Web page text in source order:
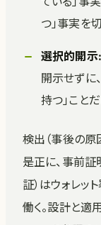
つ」事実を
選択的開示
開示せずに
持つ」こと
検出（事後の原
是正に、事前
証）はウォレッ
働く。設計と適